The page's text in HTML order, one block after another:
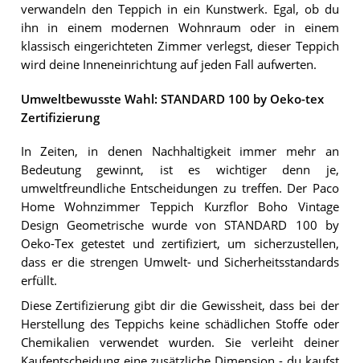
verwandeln den Teppich in ein Kunstwerk. Egal, ob du
ihn in einem modernen Wohnraum oder in einem
klassisch eingerichteten Zimmer verlegst, dieser Teppich
wird deine Inneneinrichtung auf jeden Fall aufwerten.
Umweltbewusste Wahl: STANDARD 100 by Oeko-tex
Zertifizierung
In Zeiten, in denen Nachhaltigkeit immer mehr an
Bedeutung gewinnt, ist es wichtiger denn je,
umweltfreundliche Entscheidungen zu treffen. Der Paco
Home Wohnzimmer Teppich Kurzflor Boho Vintage
Design Geometrische wurde von STANDARD 100 by
Oeko-Tex getestet und zertifiziert, um sicherzustellen,
dass er die strengen Umwelt- und Sicherheitsstandards
erfüllt.
Diese Zertifizierung gibt dir die Gewissheit, dass bei der
Herstellung des Teppichs keine schädlichen Stoffe oder
Chemikalien verwendet wurden. Sie verleiht deiner